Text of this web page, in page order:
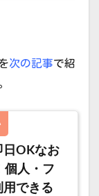
次の記事で紹
日OKなお
個人・フ
用できる